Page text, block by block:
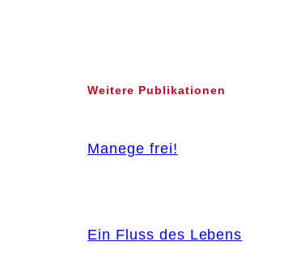
Weitere Publikationen
Manege frei!
Ein Fluss des Lebens